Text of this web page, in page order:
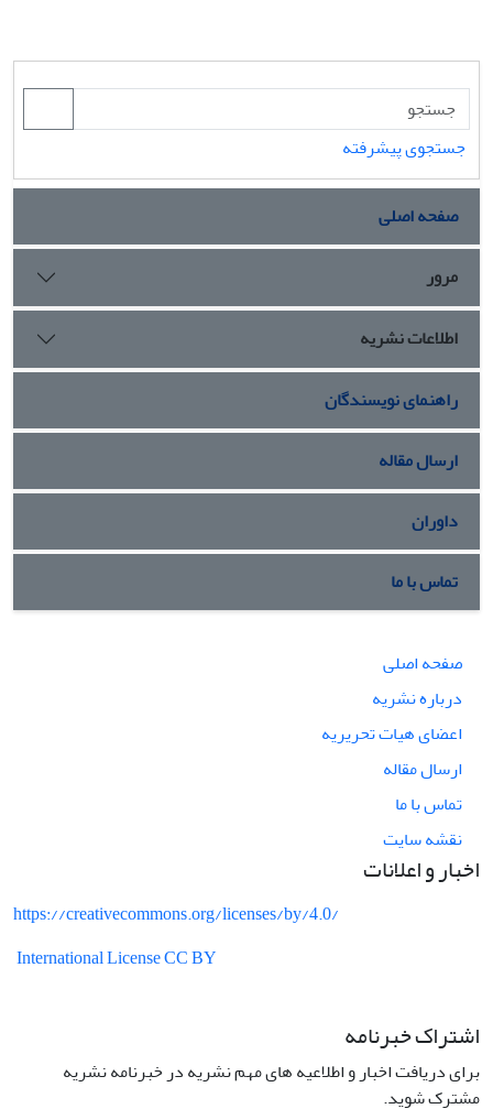
جستجوی پیشرفته
صفحه اصلی
مرور
اطلاعات نشریه
راهنمای نویسندگان
ارسال مقاله
داوران
تماس با ما
صفحه اصلی
درباره نشریه
اعضای هیات تحریریه
ارسال مقاله
تماس با ما
نقشه سایت
اخبار و اعلانات
https://creativecommons.org/licenses/by/4.0/
International License CC BY
اشتراک خبرنامه
برای دریافت اخبار و اطلاعیه های مهم نشریه در خبرنامه نشریه
مشترک شوید.